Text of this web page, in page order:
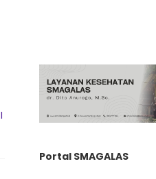
Portal SMAGALAS